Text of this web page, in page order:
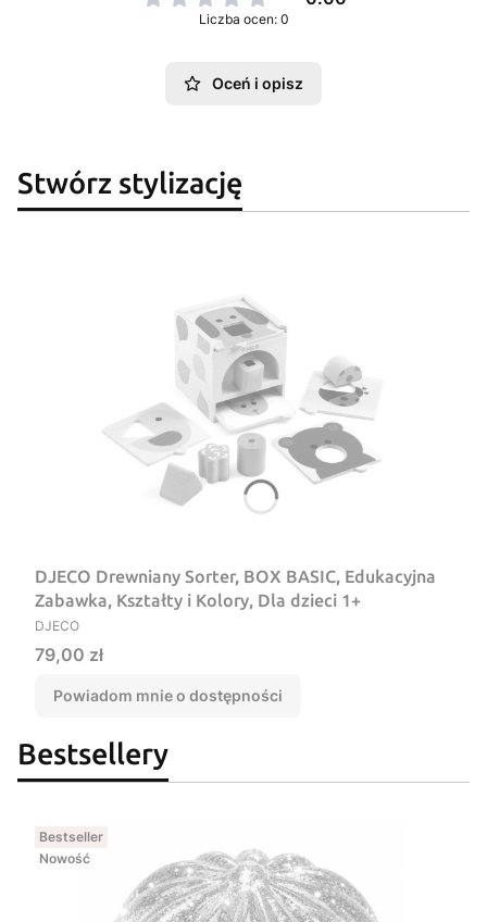
Liczba ocen: 0
Oceń i opisz
Stwórz stylizację
DJECO Drewniany Sorter, BOX BASIC, Edukacyjna
Zabawka, Kształty i Kolory, Dla dzieci 1+
PRODUCENT
DJECO
Cena
79,00 zł
Powiadom mnie o dostępności
Bestsellery
Bestseller
Nowość